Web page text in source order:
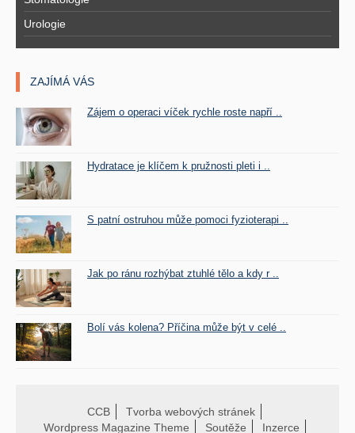
Urologie
ZAJÍMÁ VÁS
Zájem o operaci víček rychle roste napří ..
Hydratace je klíčem k pružnosti pleti i ..
S patní ostruhou může pomoci fyzioterapi ..
Jak po ránu rozhýbat ztuhlé tělo a kdy r ..
Bolí vás kolena? Příčina může být v celé ..
CCB
Tvorba webových stránek
Wordpress Magazine Theme
Soutěže Inzerce